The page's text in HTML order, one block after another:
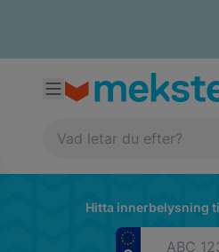
Hitta innerbelysning